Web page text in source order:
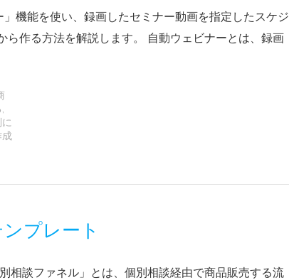
機能を使い、録画したセミナー動画を指定したスケジ
ら作る方法を解説します。 自動ウェビナーとは、録画
プレート
相談ファネル」とは、個別相談経由で商品販売する流